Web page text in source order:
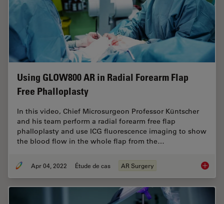
Using GLOW800 AR in Radial Forearm Flap
Free Phalloplasty
In this video, Chief Microsurgeon Professor Küntscher
and his team perform a radial forearm free flap
phalloplasty and use ICG fluorescence imaging to show
the blood flow in the whole flap from the…
Apr 04, 2022 Étude de cas AR Surgery Using